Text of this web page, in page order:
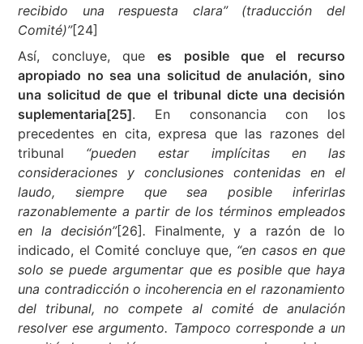
recibido una respuesta clara” (traducción del
Comité)”[24]
Así, concluye, quees posible que el recurso
apropiado no sea una solicitud de anulación, sino
una solicitud de que el tribunal dicte una decisión
suplementaria[25]. En consonancia con los
precedentes en cita, expresa que las razones del
tribunal “pueden estar implícitas en las
consideraciones y conclusiones contenidas en el
laudo, siempre que sea posible inferirlas
razonablemente a partir de los términos empleados
en la decisión”[26]. Finalmente, y a razón de lo
indicado, el Comité concluye que, “en casos en que
solo se puede argumentar que es posible que haya
una contradicción o incoherencia en el razonamiento
del tribunal, no compete al comité de anulación
resolver ese argumento. Tampoco corresponde a un